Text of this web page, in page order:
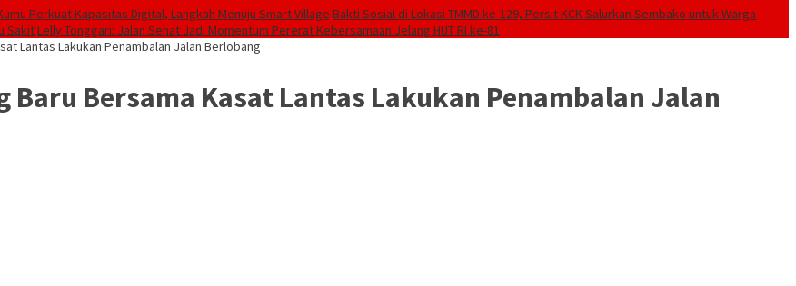
Perkuat Kapasitas Digital, Langkah Menuju Smart Village Bakti Sosial di Lokasi TMMD ke-129, Persit KCK Salurkan Sembako untuk Warga
SakitLelly Tonggari: Jalan Sehat Jadi Momentum Pererat Kebersamaan Jelang HUT RI ke-81
Lantas Lakukan Penambalan Jalan Berlobang
Bersama Kasat Lantas Lakukan Penambalan Jalan